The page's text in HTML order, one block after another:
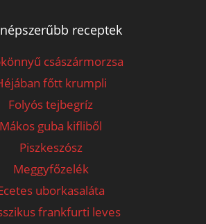
receptek
császármorzsa
főtt krumpli
Folyós tejbegríz
Mákos guba kifliből
Piszkeszósz
Meggyfőzelék
uborkasaláta
frankfurti leves